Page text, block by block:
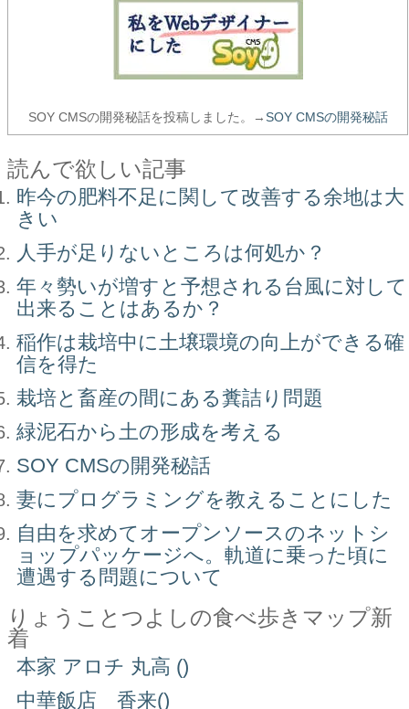
SOY CMSの開発秘話を投稿しました。→SOY CMSの開発秘話
読んで欲しい記事
昨今の肥料不足に関して改善する余地は大
きい
人手が足りないところは何処か？
年々勢いが増すと予想される台風に対して
出来ることはあるか？
稲作は栽培中に土壌環境の向上ができる確
信を得た
栽培と畜産の間にある糞詰り問題
緑泥石から土の形成を考える
SOY CMSの開発秘話
妻にプログラミングを教えることにした
自由を求めてオープンソースのネットシ
ョップパッケージへ。軌道に乗った頃に
遭遇する問題について
りょうことつよしの食べ歩きマップ新
着
本家 アロチ 丸高 ()
中華飯店 香来()